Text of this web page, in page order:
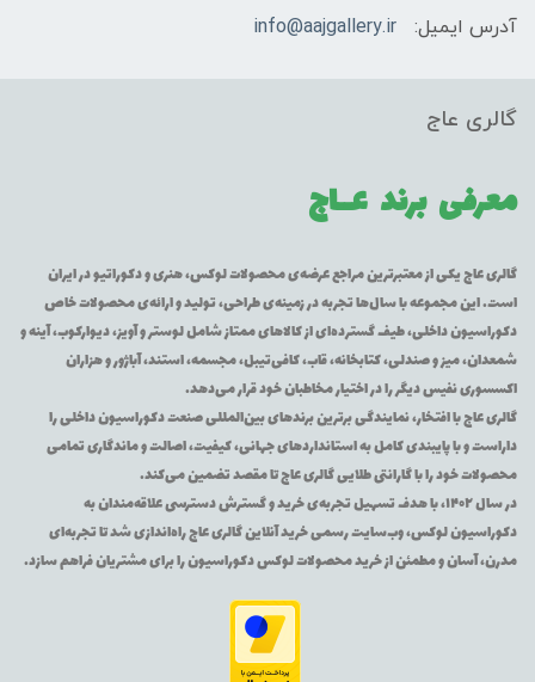
آدرس ایمیل:
info@aajgallery.ir
گالری عاج
معرفی برند عــاج
گالری عاج یکی از معتبرترین مراجع عرضه‌ی محصولات لوکس، هنری و دکوراتیو در ایران
است. این مجموعه با سال‌ها تجربه در زمینه‌ی طراحی، تولید و ارائه‌ی محصولات خاص
دکوراسیون داخلی، طیف گسترده‌ای از کالاهای ممتاز شامل لوستر و آویز، دیوارکوب، آینه و
شمعدان، میز و صندلی، کتابخانه، قاب، کافی‌تیبل، مجسمه، استند، آباژور و هزاران
اکسسوری نفیس دیگر را در اختیار مخاطبان خود قرار می‌دهد.
گالری عاج با افتخار، نمایندگی برترین برندهای بین‌المللی صنعت دکوراسیون داخلی را
داراست و با پایبندی کامل به استانداردهای جهانی، کیفیت، اصالت و ماندگاری تمامی
محصولات خود را با گارانتی طلایی گالری عاج تا مقصد تضمین می‌کند.
در سال ۱۴۰۲، با هدف تسهیل تجربه‌ی خرید و گسترش دسترسی علاقه‌مندان به
دکوراسیون لوکس، وب‌سایت رسمی خرید آنلاین گالری عاج راه‌اندازی شد تا تجربه‌ای
مدرن، آسان و مطمئن از خرید محصولات لوکس دکوراسیون را برای مشتریان فراهم سازد.